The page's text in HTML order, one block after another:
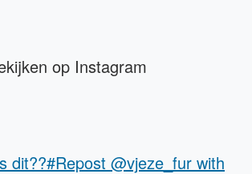
op Instagram
dit??#Repost @vjeze_fur with